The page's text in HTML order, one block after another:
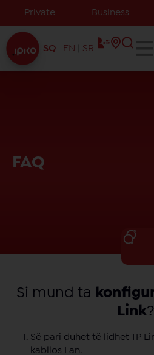
Private Business
SQ EN SR
FAQ
Si mund ta
Link?
Së pari duhet të lidhet TP
kabllos Lan.